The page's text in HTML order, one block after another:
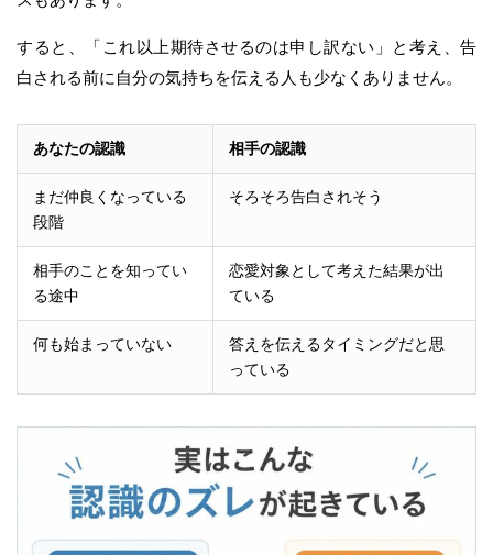
すると、「これ以上期待させるのは申し訳ない」と考え、告
白される前に自分の気持ちを伝える人も少なくありません。
あなたの認識 相手の認識
まだ仲良くなっている
段階
そろそろ告白されそう
相手のことを知ってい
る途中
恋愛対象として考えた結果が出
ている
何も始まっていない
答えを伝えるタイミングだと思
っている